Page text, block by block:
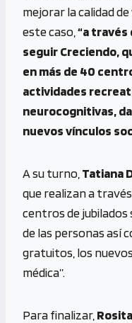
mejorar la calidad
este caso, “a través
seguir Creciendo,
en más de 40
actividades
neurocognitivas,
nuevos vínculos
A su turno, Tatiana
que realizan a
centros de
de las personas así
gratuitos, los
médica”.
Para finalizar,